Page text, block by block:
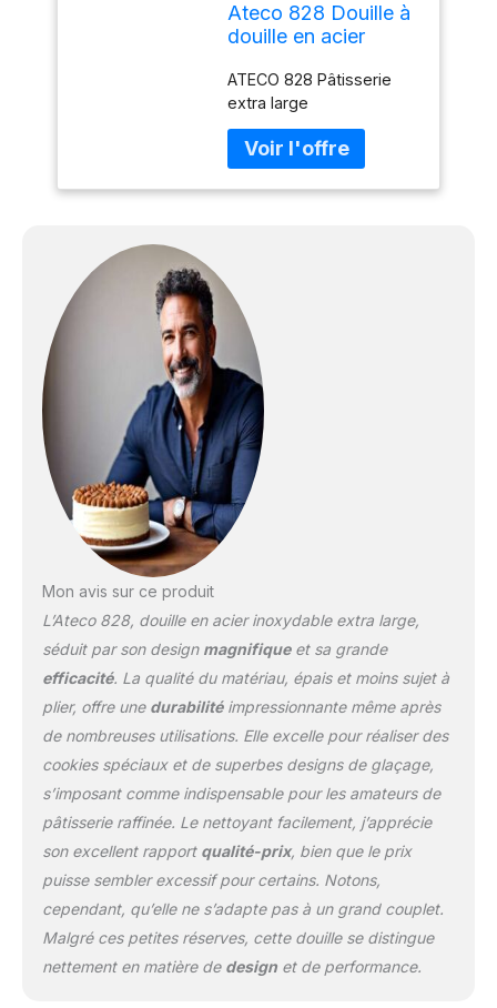
Ateco 828 Douille à
douille en acier
large
ATECO 828 Pâtisserie
extra large
Mon avis sur ce produit
L’Ateco 828, douille en acier inoxydable extra large,
séduit par son design magnifiqueet sa grande
efficacité. La qualité du matériau, épais et moins sujet à
plier, offre une durabilitéimpressionnante même après
de nombreuses utilisations. Elle excelle pour réaliser des
cookies spéciaux et de superbes designs de glaçage,
s’imposant comme indispensable pour les amateurs de
pâtisserie raffinée. Le nettoyant facilement, j’apprécie
son excellent rapport qualité-prix, bien que le prix
puisse sembler excessif pour certains. Notons,
cependant, qu’elle ne s’adapte pas à un grand couplet.
Malgré ces petites réserves, cette douille se distingue
nettement en matière de designet de performance.